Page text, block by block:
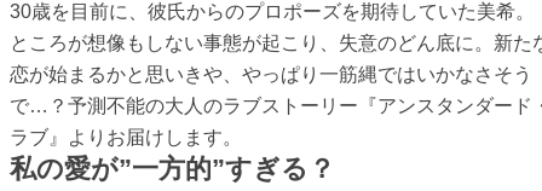
30歳を目前に、彼氏からのプロポーズを期待していた美希。
ところが想像もしない事態が起こり、失意のどん底に。新た
恋が始まるかと思いきや、やっぱり一筋縄ではいかなさそう
で…？予測不能の大人のラブストーリー『アンスタンダード
ラブ』よりお届けします。
私の愛が”一方的”すぎる？